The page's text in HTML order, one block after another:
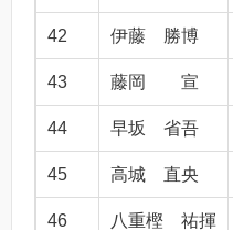
42 伊藤 勝博
43 藤岡 宣
44 早坂 省吾
45 高城 直央
46 八重樫 祐揮